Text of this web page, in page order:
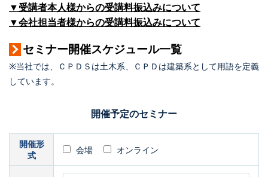
▼受講者本人様からの受講料振込みについて
▼会社担当者様からの受講料振込みについて
セミナー開催スケジュール一覧
※当社では、ＣＰＤＳは土木系、ＣＰＤは建築系として用語を定義
しています。
開催予定のセミナー
開催形
式
会場 オンライン